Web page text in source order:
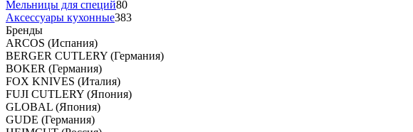
Мельницы для специй80
Аксессуары кухонные383
Бренды
ARCOS (Испания)
BERGER CUTLERY (Германия)
BOKER (Германия)
FOX KNIVES (Италия)
FUJI CUTLERY (Япония)
GLOBAL (Япония)
GUDE (Германия)